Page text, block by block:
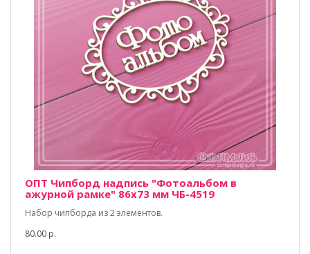
ОПТ Чипборд надпись "Фотоальбом в
ажурной рамке" 86х73 мм ЧБ-4519
Набор чипборда из 2 элементов.
80.00 р.